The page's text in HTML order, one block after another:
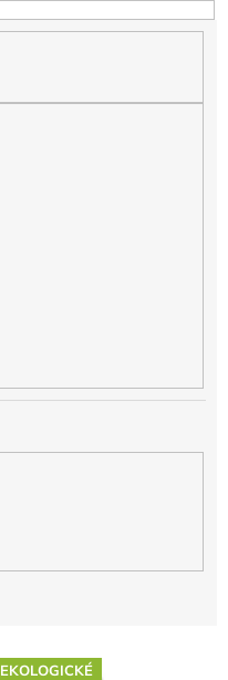
EKOLOGICKÉ